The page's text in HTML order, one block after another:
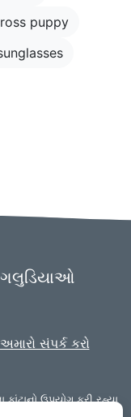
puppy
અમારો સંપર્ક કરો
કાંટાનોઉપયોગ કરી રહ્યા